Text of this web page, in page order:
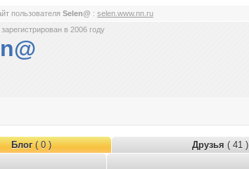
пользователя Selen@ : selen.www.nn.ru
в 2006 году
Блог( 0 ) Друзья ( 41 )